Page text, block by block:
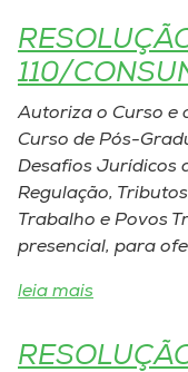
110/
Autoriza o Curso e
Curso de Pós-
Desafios Jurídicos
Regulação,
Trabalho e Povos
presencial, para
leia mais